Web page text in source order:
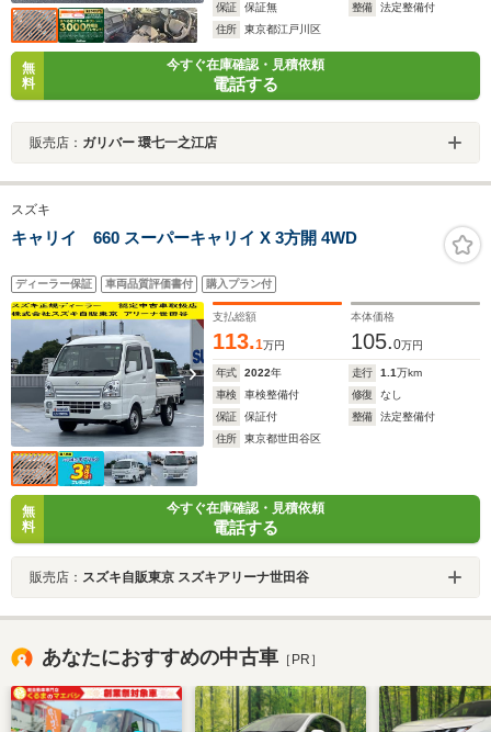
保証
保証無 整備
法定整備付
住所
東京都江戸川区
無
料
今すぐ在庫確認・見積依頼
電話する
販売店： ガリバー 環七一之江店
スズキ
キャリイ 660 スーパーキャリイ X 3方開 4WD
ディーラー保証 車両品質評価書付 購入プラン付
支払総額
113.1万円
本体価格
105.0万円
年式 2022年 走行 1.1万km
車検
車検整備付 修復
なし
保証
保証付 整備
法定整備付
住所
東京都世田谷区
無
料
今すぐ在庫確認・見積依頼
電話する
販売店： スズキ自販東京 スズキアリーナ世田谷
あなたにおすすめの中古車 ［PR］